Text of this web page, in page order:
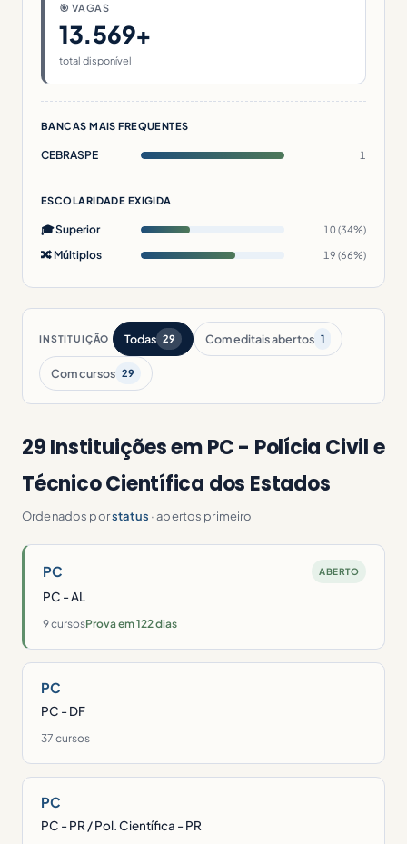
🎯 VAGAS
13.569+
total disponível
BANCAS MAIS FREQUENTES
CEBRASPE 1
ESCOLARIDADE EXIGIDA
🎓 Superior 10 (34%)
🔀 Múltiplos 19 (66%)
INSTITUIÇÃO Todas 29 Com editais abertos 1
Com cursos 29
29 Instituições em PC - Polícia Civil e
Técnico Científica dos Estados
Ordenados porstatus · abertos primeiro
PC ABERTO
PC - AL
9 cursosProva em 122 dias
PC
PC - DF
37 cursos
PC
PC - PR / Pol. Científica - PR